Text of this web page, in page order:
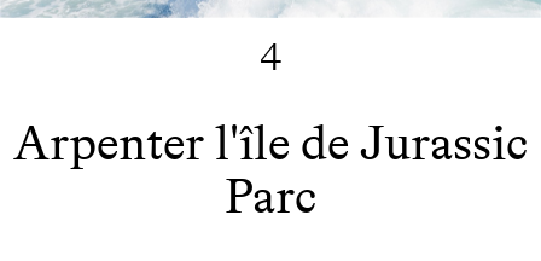
4
Arpenter l'île de Jurassic
Parc